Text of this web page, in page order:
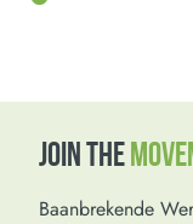
JOIN THE
Baanbrekende